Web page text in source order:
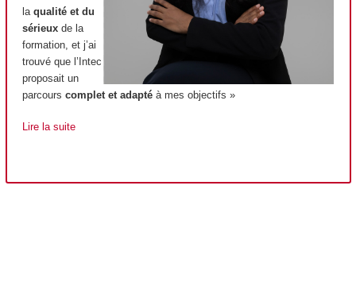
la qualité et du
sérieux de la
formation, et j’ai
trouvé que l’Intec
proposait un
parcours complet et adapté à mes objectifs »
Lire la suite